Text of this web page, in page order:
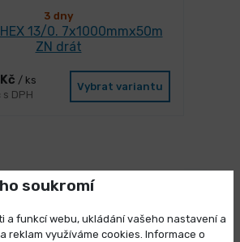
3 dny
13/0. 7x1000mmx50m
ZN drát
/ ks
s DPH
Vybrat variantu
soukromí
a funkcí webu, ukládání vašeho nastavení a
reklam využíváme cookies. Informace o